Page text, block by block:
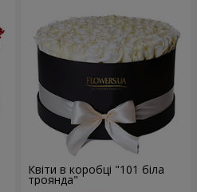
Квіти в коробці "101 біла
троянда"